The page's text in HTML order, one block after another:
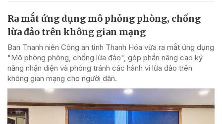
Ra mắt ứng dụng mô phỏng phòng, chống
lừa đảo trên không gian mạng
Ban Thanh niên Công an tỉnh Thanh Hóa vừa ra mắt ứng dụng
"Mô phỏng phòng, chống lừa đảo", góp phần nâng cao kỹ
năng nhận diện và phòng tránh các hành vi lừa đảo trên
không gian mạng cho người dân.